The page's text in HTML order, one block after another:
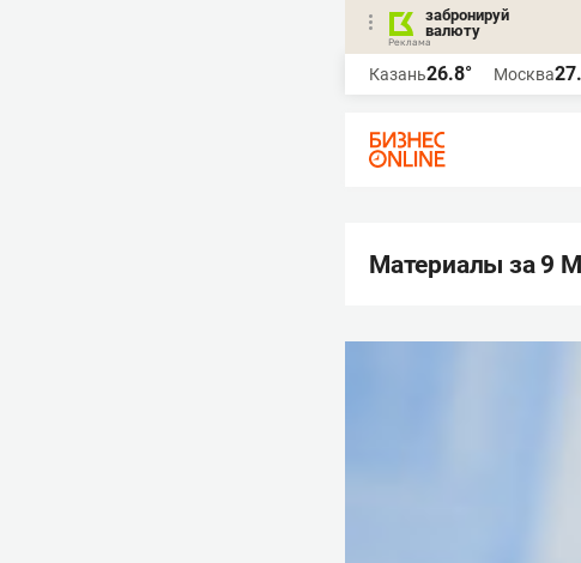
забронируй
валюту
Казань26.8° Москва
Материалы за 9